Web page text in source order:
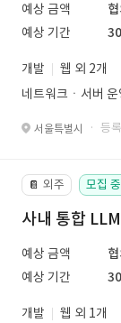
예상 금액
예상 기간
개발
웹 외 2개
네트워크ㆍ서버 운
서울특별시 · 등
📔 외주 모집 중
사내 통합
예상 금액
예상 기간
개발
웹 외 1개